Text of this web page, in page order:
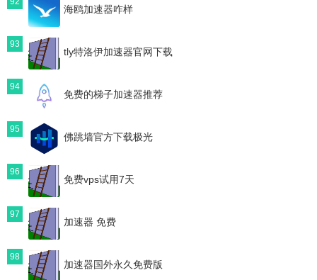
海鸥加速器咋样
93
tly特洛伊加速器官网下载
94
免费的梯子加速器推荐
95
佛跳墙官方下载极光
96
免费vps试用7天
97
加速器 免费
98
加速器国外永久免费版